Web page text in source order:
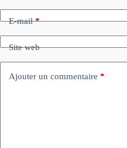
E-mail*
Site web
Ajouter un commentaire *